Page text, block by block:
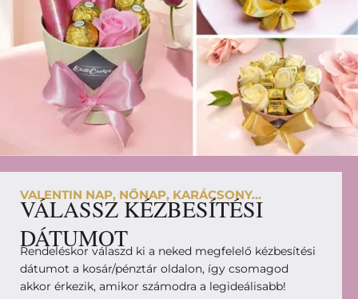
VALENTIN NAP, NŐNAP, KARÁCSONY...
VÁLASSZ KÉZBESÍTÉSI
DÁTUMOT
Rendeléskor válaszd ki a neked megfelelő kézbesítési
dátumot a kosár/pénztár oldalon, így csomagod
akkor érkezik, amikor számodra a legideálisabb!